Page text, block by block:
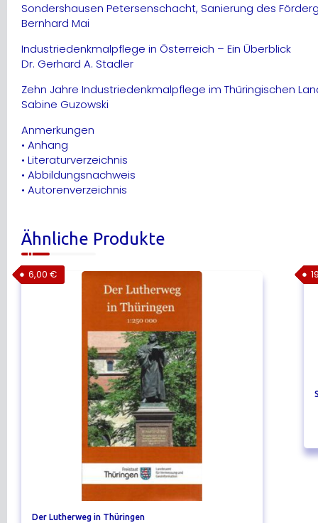
Sondershausen Petersenschacht, Sanierung des
Bernhard Mai
Industriedenkmalpflege in Österreich – Ein Überblick
Dr. Gerhard A. Stadler
Zehn Jahre Industriedenkmalpflege im Thüringischen
Sabine Guzowski
Anmerkungen
• Anhang
• Literaturverzeichnis
• Abbildungsnachweis
• Autorenverzeichnis
Ähnliche Produkte
Der Lutherweg in Thüringen
6,00 €